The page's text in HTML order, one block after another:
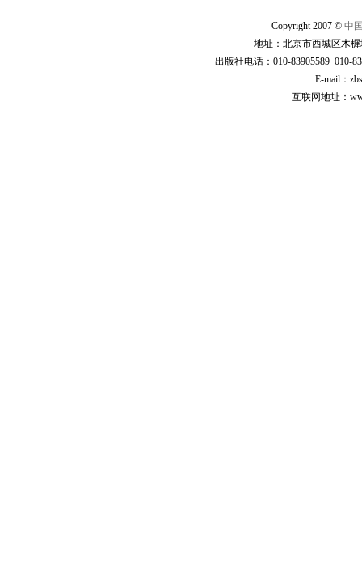
Copyright 2007 © 中
地址：北京市西城区木
出版社电话：010-83905589 010-
E-mail：
互联网地址：